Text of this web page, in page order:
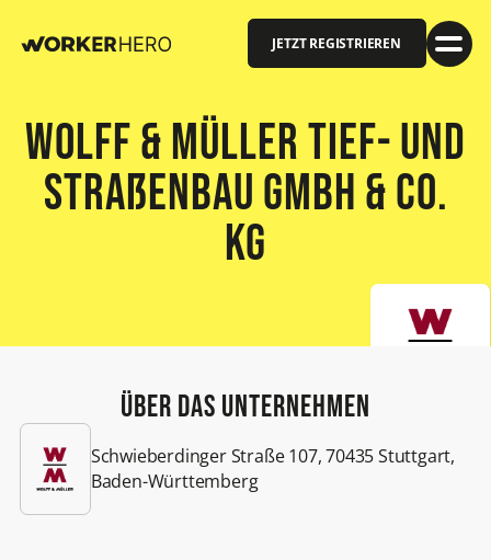
JETZT REGISTRIEREN
Wolff & Müller Tief- und
Straßenbau GmbH & Co.
KG
Über das Unternehmen
Schwieberdinger Straße 107, 70435 Stuttgart,
Baden-Württemberg